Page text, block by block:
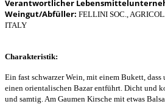
Verantwortlicher
Weingut/Abfüller: FELLINI SOC.,
ITALY
Charakteristik:
Ein fast schwarzer Wein, mit einem Bukett, dass
einen orientalischen Bazar entführt. Dicht und
und samtig. Am Gaumen Kirsche mit etwas